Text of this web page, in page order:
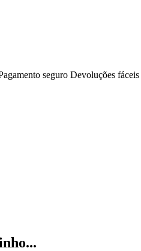
seguro Devoluções fáceis